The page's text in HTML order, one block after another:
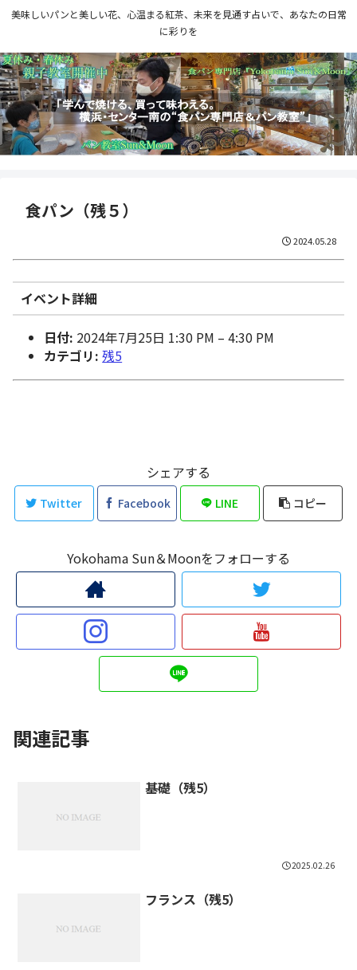
美味しいパンと美しい花、心温まる紅茶、未来を見通す占いで、あなたの日常
に彩りを
食パン（残５）
2024.05.28
イベント詳細
日付: 2024年7月25日 1:30 PM –4:30 PM
カテゴリ: 残5
シェアする
Twitter Facebook LINE コピー
Yokohama Sun＆Moonをフォローする
関連記事
基礎（残5）
2025.02.26
フランス（残5）